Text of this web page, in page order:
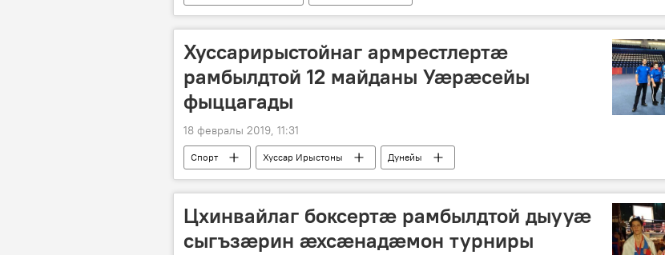
Хуссарирыстойнаг армрестлертӕ
рамбылдтой 12 майданы Уӕрӕсейы
фыццагады
18 февралы 2019, 11:31
Спорт Хуссар Ирыстоны Дунейы
Цхинвайлаг боксертӕ рамбылдтой дыууӕ
сыгъзӕрин ӕхсӕнадӕмон турниры